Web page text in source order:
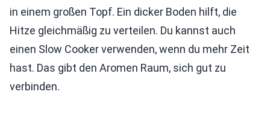
in einem großen Topf. Ein dicker Boden hilft, die
Hitze gleichmäßig zu verteilen. Du kannst auch
einen Slow Cooker verwenden, wenn du mehr Zeit
hast. Das gibt den Aromen Raum, sich gut zu
verbinden.